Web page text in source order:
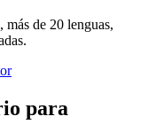
de 20 lenguas,
para